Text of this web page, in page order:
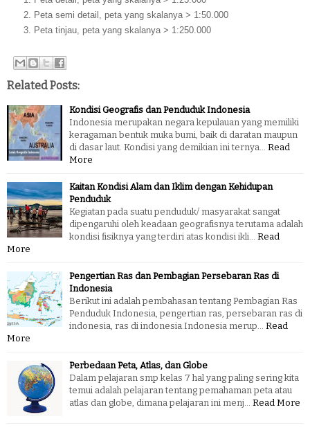
Peta semi detail, peta yang skalanya > 1:50.000
Peta tinjau, peta yang skalanya > 1:250.000
Related Posts:
Kondisi Geografis dan Penduduk Indonesia
Indonesia merupakan negara kepulauan yang memiliki
keragaman bentuk muka bumi, baik di daratan maupun
di dasar laut. Kondisi yang demikian ini ternya…
Read
More
Kaitan Kondisi Alam dan Iklim dengan Kehidupan
Penduduk
Kegiatan pada suatu penduduk/ masyarakat sangat
dipengaruhi oleh keadaan geografisnya terutama adalah
kondisi fisiknya yang terdiri atas kondisi ikli…
Read
More
Pengertian Ras dan Pembagian Persebaran Ras di
Indonesia
Berikut ini adalah pembahasan tentang Pembagian Ras
Penduduk Indonesia, pengertian ras, persebaran ras di
indonesia, ras di indonesia.Indonesia merup…
Read
More
Perbedaan Peta, Atlas, dan Globe
Dalam pelajaran smp kelas 7 hal yang paling sering kita
temui adalah pelajaran tentang pemahaman peta atau
atlas dan globe, dimana pelajaran ini menj…
Read More